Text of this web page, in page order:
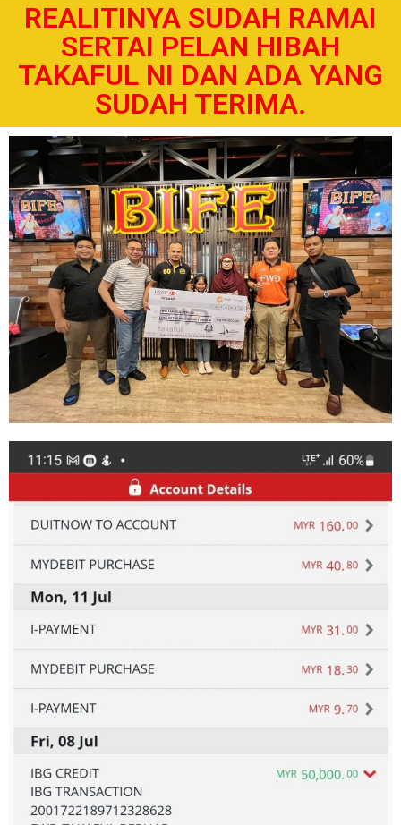
REALITINYA SUDAH RAMAI
SERTAI PELAN HIBAH
TAKAFUL NI DAN ADA YANG
SUDAH TERIMA.